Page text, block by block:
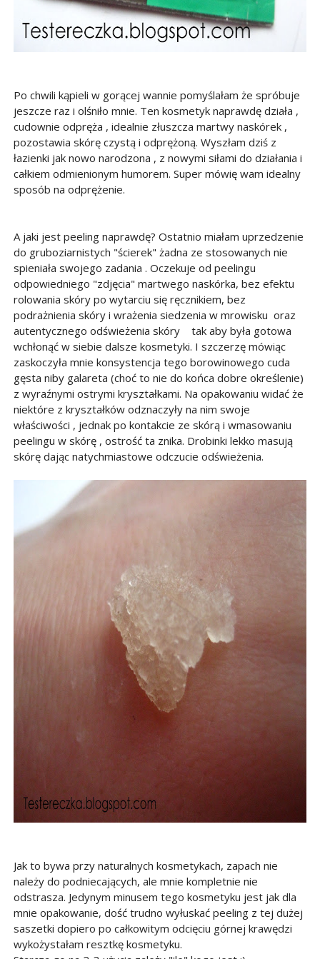
Po chwili kąpieli w gorącej wannie pomyślałam że spróbuje
jeszcze raz i olśniło mnie. Ten kosmetyk naprawdę działa ,
cudownie odpręża , idealnie złuszcza martwy naskórek ,
pozostawia skórę czystą i odprężoną. Wyszłam dziś z
łazienki jak nowo narodzona , z nowymi siłami do działania i
całkiem odmienionym humorem. Super mówię wam idealny
sposób na odprężenie.
A jaki jest peeling naprawdę? Ostatnio miałam uprzedzenie
do gruboziarnistych "ścierek" żadna ze stosowanych nie
spieniała swojego zadania . Oczekuje od peelingu
odpowiedniego "zdjęcia" martwego naskórka, bez efektu
rolowania skóry po wytarciu się ręcznikiem, bez
podrażnienia skóry i wrażenia siedzenia w mrowisku oraz
autentycznego odświeżenia skóry tak aby była gotowa
wchłonąć w siebie dalsze kosmetyki. I szczerzę mówiąc
zaskoczyła mnie konsystencja tego borowinowego cuda
gęsta niby galareta (choć to nie do końca dobre określenie)
z wyraźnymi ostrymi kryształkami. Na opakowaniu widać że
niektóre z kryształków odznaczyły na nim swoje
właściwości , jednak po kontakcie ze skórą i wmasowaniu
peelingu w skórę , ostrość ta znika. Drobinki lekko masują
skórę dając natychmiastowe odczucie odświeżenia.
Jak to bywa przy naturalnych kosmetykach, zapach nie
należy do podniecających, ale mnie kompletnie nie
odstrasza. Jedynym minusem tego kosmetyku jest jak dla
mnie opakowanie, dość trudno wyłuskać peeling z tej dużej
saszetki dopiero po całkowitym odcięciu górnej krawędzi
wykożystałam resztkę kosmetyku.